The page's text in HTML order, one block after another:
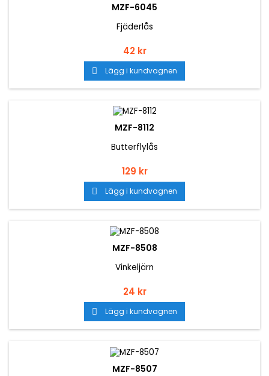
MZF-6045
Fjäderlås
Pris
42 kr
 Lägg i kundvagnen
MZF-8112
Butterflylås
Pris
129 kr
 Lägg i kundvagnen
MZF-8508
Vinkeljärn
Pris
24 kr
 Lägg i kundvagnen
MZF-8507